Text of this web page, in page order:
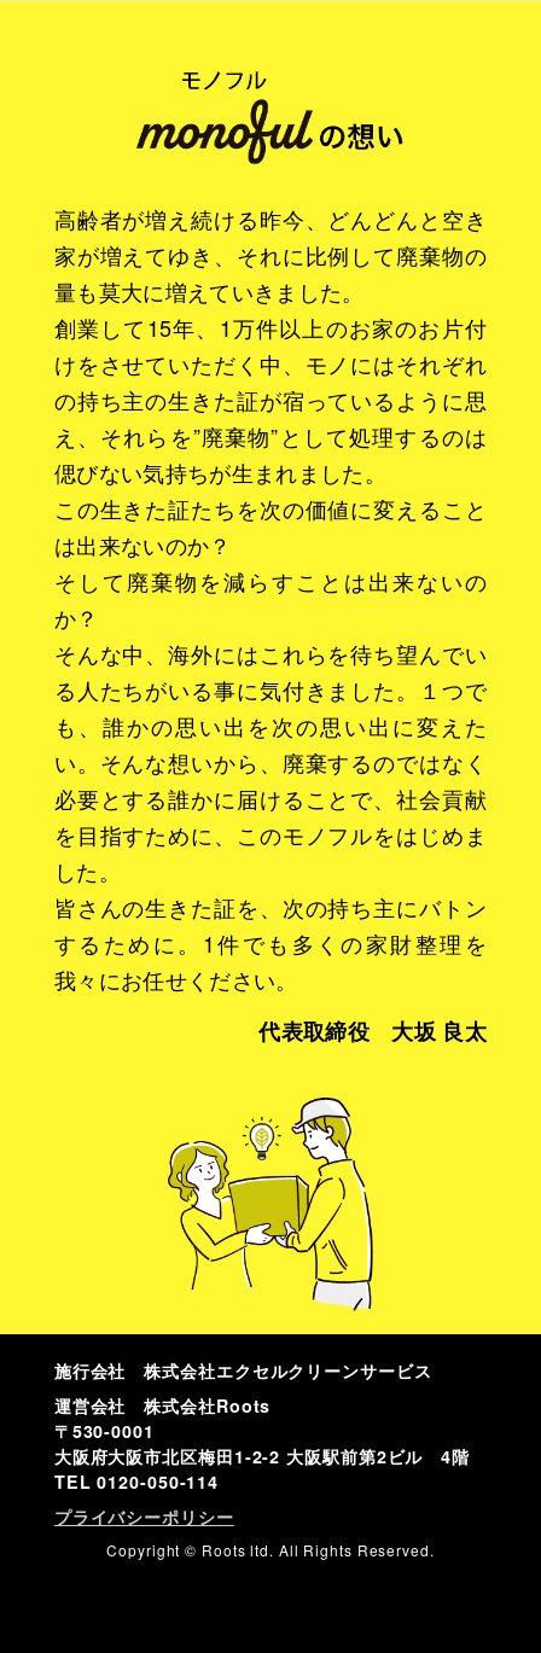
高齢者が増え続ける昨今、どんどんと空き
家が増えてゆき、それに比例して廃棄物の
量も莫大に増えていきました。
創業して15年、1万件以上のお家のお片付
けをさせていただく中、モノにはそれぞれ
の持ち主の生きた証が宿っているように思
え、それらを”廃棄物”として処理するのは
偲びない気持ちが生まれました。
この生きた証たちを次の価値に変えること
は出来ないのか？
そして廃棄物を減らすことは出来ないの
か？
そんな中、海外にはこれらを待ち望んでい
る人たちがいる事に気付きました。１つで
も、誰かの思い出を次の思い出に変えた
い。そんな想いから、廃棄するのではなく
必要とする誰かに届けることで、社会貢献
を目指すために、このモノフルをはじめま
した。
皆さんの生きた証を、次の持ち主にバトン
するために。1件でも多くの家財整理を
我々にお任せください。
代表取締役 大坂 良太
施行会社 株式会社エクセルクリーンサービス
運営会社 株式会社Roots
〒530-0001
大阪府大阪市北区梅田1-2-2 大阪駅前第2ビル 4階
TEL0120-050-114
プライバシーポリシー
Copyright © Roots ltd. All Rights Reserved.